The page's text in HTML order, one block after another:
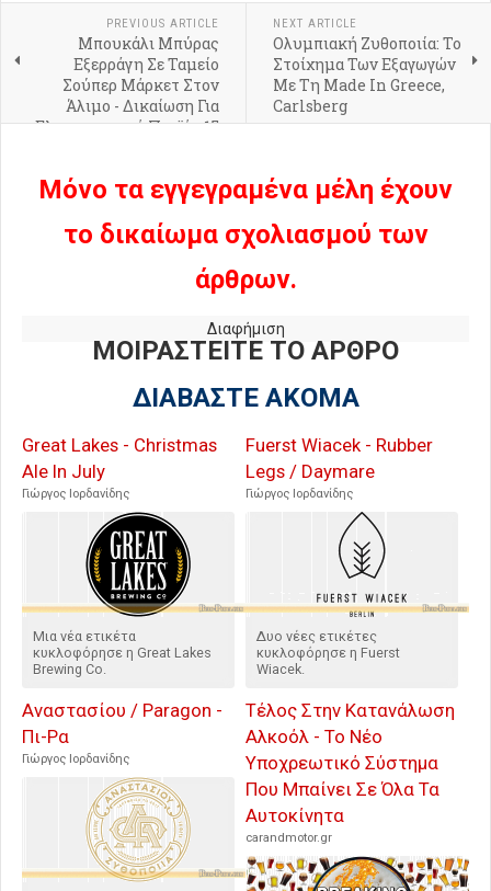
PREVIOUS ARTICLE
Μπουκάλι Μπύρας
Εξερράγη Σε Ταμείο
Σούπερ Μάρκετ Στον
Άλιμο - Δικαίωση Για
Ελαττωματικό Προϊόν 15
NEXT ARTICLE
Ολυμπιακή Ζυθοποιία: Το
Στοίχημα Των Εξαγωγών
Με Τη Made In Greece,
Carlsberg
Μόνο τα εγγεγραμένα μέλη έχουν
το δικαίωμα σχολιασμού των
άρθρων.
Διαφήμιση
ΜΟΙΡΑΣΤΕΙΤΕ ΤΟ ΑΡΘΡΟ
ΔΙΑΒΑΣΤΕ ΑΚΟΜΑ
Great Lakes - Christmas
Ale In July
Γιώργος Ιορδανίδης
Μια νέα ετικέτα
κυκλοφόρησε η Great Lakes
Brewing Co.
Fuerst Wiacek - Rubber
Legs / Daymare
Γιώργος Ιορδανίδης
Δυο νέες ετικέτες
κυκλοφόρησε η Fuerst
Wiacek.
Αναστασίου / Paragon -
Πι-Ρα
Γιώργος Ιορδανίδης
Τέλος Στην Κατανάλωση
Αλκοόλ - Το Νέο
Υποχρεωτικό Σύστημα
Που Μπαίνει Σε Όλα Τα
Αυτοκίνητα
carandmotor.gr